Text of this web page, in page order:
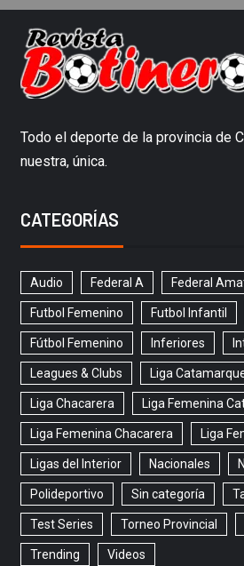
Todo el deporte de la provincia de
nuestra, única.
CATEGORÍAS
Audio Federal A Federal
Futbol Femenino Futbol Infantil
Fútbol Femenino Inferiores
Leagues & Clubs Liga
Liga Chacarera Liga Femenina
Liga Femenina Chacarera Liga
Ligas del Interior Nacionales
Polideportivo Sin categoría
Test Series Torneo Provincial
Trending Videos